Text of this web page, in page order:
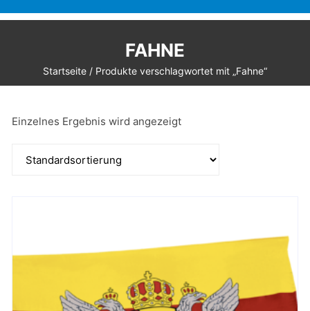
FAHNE
Startseite/ Produkte verschlagwortet mit „Fahne“
Einzelnes Ergebnis wird angezeigt